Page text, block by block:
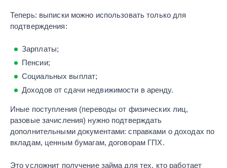
Теперь: выписки можно использовать только для
подтверждения:
Зарплаты;
Пенсии;
Социальных выплат;
Доходов от сдачи недвижимости в аренду.
Иные поступления (переводы от физических лиц,
разовые зачисления) нужно подтверждать
дополнительными документами: справками о доходах по
вкладам, ценным бумагам, договорам ГПХ.
Это усложнит получение займа для тех, кто работает